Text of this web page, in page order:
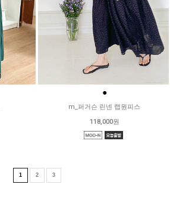
●
m_퍼거슨 린넨 랩원피스
118,000원
1 2 3